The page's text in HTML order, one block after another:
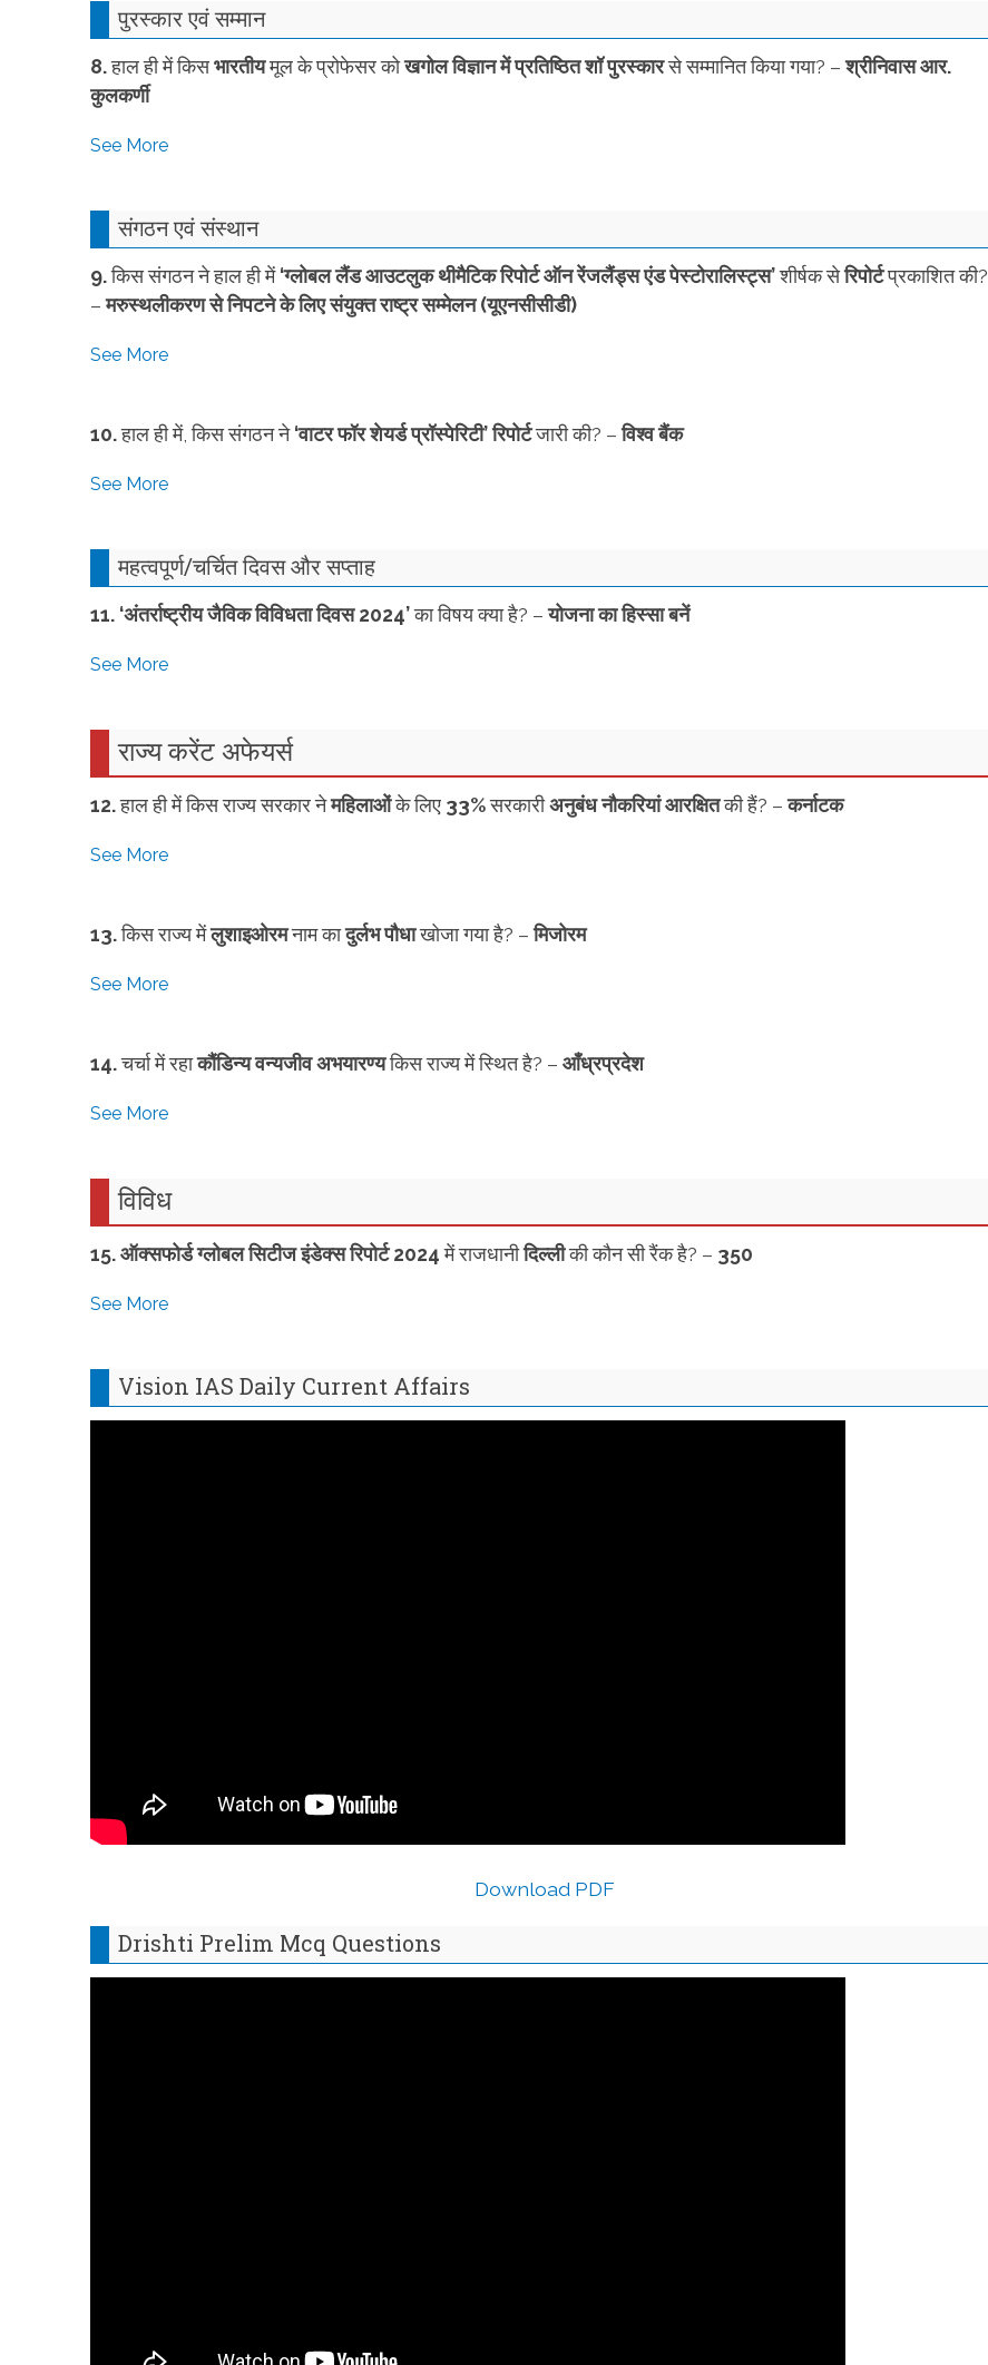
पुरस्कार एवं सम्मान
8.हाल ही में किसभारतीयमूल के प्रोफेसर कोखगोल विज्ञान में प्रतिष्ठितशॉ पुरस्कारसे सम्मानित किया गया? –श्रीनिवास आर.
कुलकर्णी
See More
संगठन एवं संस्थान
9.किस संगठन ने हाल ही में‘ग्लोबल लैंड आउटलुक थीमैटिक रिपोर्ट ऑन रेंजलैंड्स एंड पेस्टोरालिस्ट्स’शीर्षक सेरिपोर्टप्रकाशित की?
–मरुस्थलीकरण से निपटने के लिए संयुक्त राष्ट्र सम्मेलन (यूएनसीसीडी)
See More
10.हाल ही में, किस संगठन ने‘वाटर फॉर शेयर्ड प्रॉस्पेरिटी’ रिपोर्टजारी की? –विश्व बैंक
See More
महत्वपूर्ण/चर्चित दिवस और सप्ताह
11. ‘अंतर्राष्ट्रीय जैविक विविधता दिवस 2024’का विषय क्या है? –योजना का हिस्सा बनें
See More
राज्य करेंट अफेयर्स
12.हाल ही में किस राज्य सरकार नेमहिलाओंके लिए 33%सरकारीअनुबंधनौकरियां आरक्षितकी हैं? –कर्नाटक
See More
13.किस राज्य मेंलुशाइओरमनाम कादुर्लभ पौधाखोजा गया है? –मिजोरम
See More
14.चर्चा में रहाकौंडिन्य वन्यजीव अभयारण्यकिस राज्य में स्थित है? – आँध्रप्रदेश
See More
विविध
15. ऑक्सफोर्ड ग्लोबल सिटीज इंडेक्स रिपोर्ट 2024में राजधानीदिल्लीकी कौन सी रैंक है? – 350
See More
Vision IAS Daily Current Affairs
Download PDF
Drishti Prelim Mcq Questions